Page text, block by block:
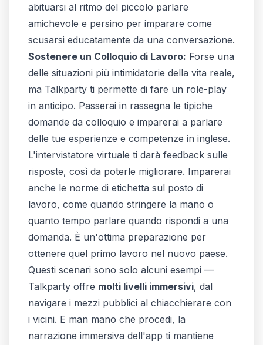
abituarsi al ritmo del piccolo parlare
amichevole e persino per imparare come
scusarsi educatamente da una conversazione.
Sostenere un Colloquio di Lavoro: Forse una
delle situazioni più intimidatorie della vita reale,
ma Talkparty ti permette di fare un role-play
in anticipo. Passerai in rassegna le tipiche
domande da colloquio e imparerai a parlare
delle tue esperienze e competenze in inglese.
L'intervistatore virtuale ti darà feedback sulle
risposte, così da poterle migliorare. Imparerai
anche le norme di etichetta sul posto di
lavoro, come quando stringere la mano o
quanto tempo parlare quando rispondi a una
domanda. È un'ottima preparazione per
ottenere quel primo lavoro nel nuovo paese.
Questi scenari sono solo alcuni esempi —
Talkparty offre molti livelli immersivi, dal
navigare i mezzi pubblici al chiacchierare con
i vicini. E man mano che procedi, la
narrazione immersiva dell'app ti mantiene